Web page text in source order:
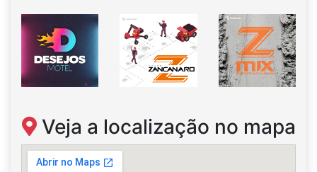
Veja a localização no mapa